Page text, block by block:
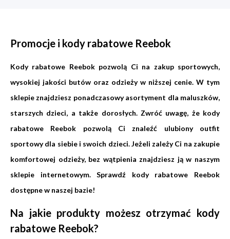
Promocje i kody rabatowe Reebok
Kody rabatowe Reebok pozwolą Ci na zakup sportowych,
wysokiej jakości butów oraz odzieży w niższej cenie. W tym
sklepie znajdziesz ponadczasowy asortyment dla maluszków,
starszych dzieci, a także dorosłych. Zwróć uwagę, że kody
rabatowe Reebok pozwolą Ci znaleźć ulubiony outfit
sportowy dla siebie i swoich dzieci. Jeżeli zależy Ci na zakupie
komfortowej odzieży, bez wątpienia znajdziesz ją w naszym
sklepie internetowym. Sprawdź kody rabatowe Reebok
dostępne w naszej bazie!
Na jakie produkty możesz otrzymać kody
rabatowe Reebok?